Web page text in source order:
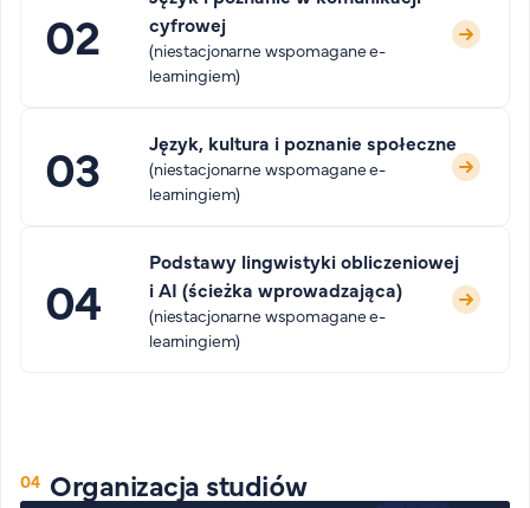
cyfrowej
(niestacjonarne wspomagane e-
learningiem)
Język, kultura i poznanie społeczne
(niestacjonarne wspomagane e-
learningiem)
Podstawy lingwistyki obliczeniowej
i AI (ścieżka wprowadzająca)
(niestacjonarne wspomagane e-
learningiem)
Organizacja studiów